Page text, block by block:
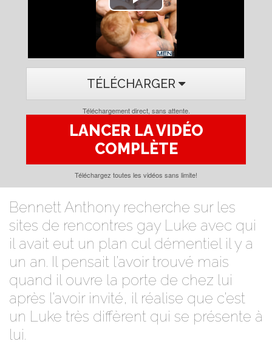
Play
Video
TÉLÉCHARGER
Téléchargement direct, sans attente.
LANCER LA VIDÉO
COMPLÈTE
Téléchargez toutes les vidéos sans limite!
Bennett Anthony recherche sur les
sites de rencontres gay Luke avec qui
il avait eut un plan cul démentiel il y a
un an. Il pensait l’avoir trouvé mais
quand il ouvre la porte de chez lui
après l’avoir invité, il réalise que c’est
un Luke très diffèrent qui se présente à
lui.